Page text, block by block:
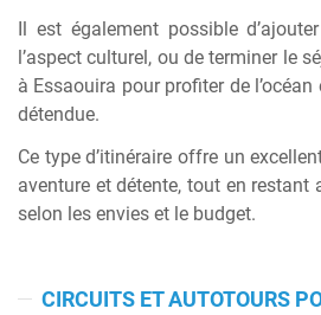
Il est également possible d’ajouter
l’aspect culturel, ou de terminer le
à Essaouira pour profiter de
détendue.
Ce type d’itinéraire offre un
aventure et détente, tout en restant
selon les envies et le budget.
CIRCUITS ET AUTOTOURS